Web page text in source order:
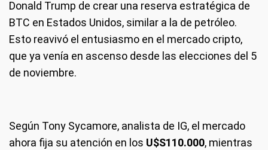
Donald Trump de crear una reserva estratégica de
BTC en Estados Unidos, similar a la de petróleo.
Esto reavivó el entusiasmo en el mercado cripto,
que ya venía en ascenso desde las elecciones del 5
de noviembre.
Según Tony Sycamore, analista de IG, el mercado
ahora fija su atención en los U$S110.000, mientras